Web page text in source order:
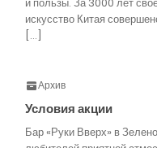
искусство Китая
[…]
Архив
Условия акции
Бар «Руки Вверх» в